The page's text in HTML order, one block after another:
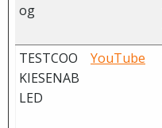
og
TESTCOO
KIESENAB
LED
YouTube